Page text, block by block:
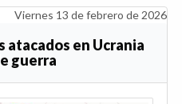
Viernes 13 de febrero de 2026
atacados en Ucrania
guerra